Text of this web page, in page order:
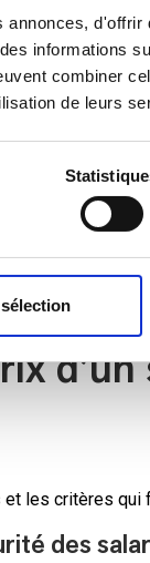
informations
combiner
de leurs
pour
l’
INRS
. Il
système
le marché :
et les critères qui
des